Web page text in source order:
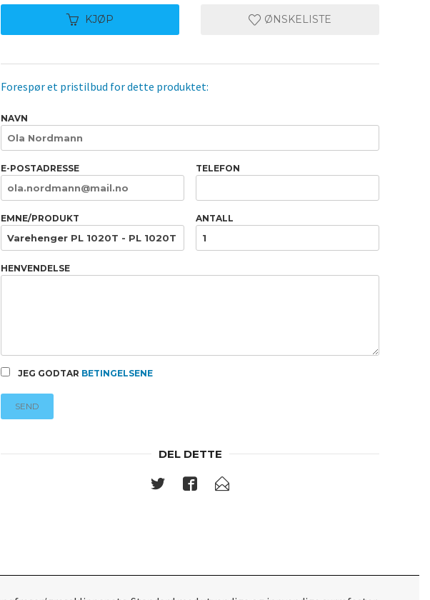
skrutipp er ekstrautstyr
KJØP ØNSKELISTE
Forespør et pristilbud for dette produktet:
NAVN
E-POSTADRESSE TELEFON
EMNE/PRODUKT ANTALL
HENVENDELSE
JEG GODTAR BETINGELSENE
SEND
DEL DETTE